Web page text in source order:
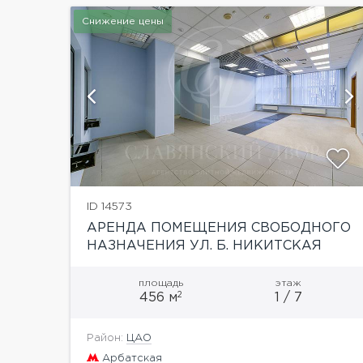
Снижение цены
ID 14573
АРЕНДА ПОМЕЩЕНИЯ СВОБОДНОГО
НАЗНАЧЕНИЯ УЛ. Б. НИКИТСКАЯ
площадь
456 м2
этаж
1 / 7
Район: ЦАО
Арбатская